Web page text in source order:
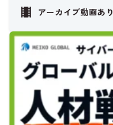
アーカイブ動画あり